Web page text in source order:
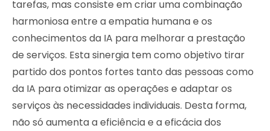
tarefas, mas consiste em criar uma combinação
harmoniosa entre a empatia humana e os
conhecimentos da IA para melhorar a prestação
de serviços. Esta sinergia tem como objetivo tirar
partido dos pontos fortes tanto das pessoas como
da IA para otimizar as operações e adaptar os
serviços às necessidades individuais. Desta forma,
não só aumenta a eficiência e a eficácia dos